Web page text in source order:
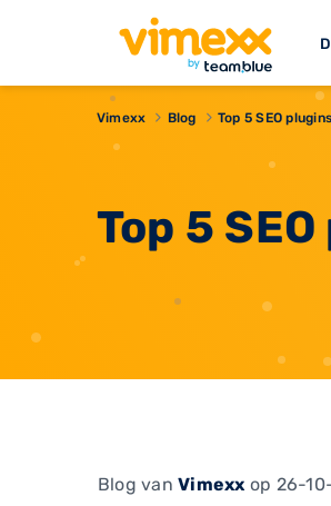
Vimexx Blog Top 5 SEO
Top 5
Blog vanVimexx op 26-